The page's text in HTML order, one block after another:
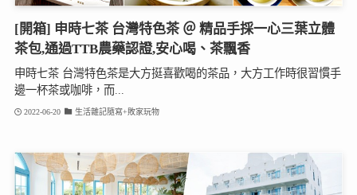
[開箱] 申時七茶 台灣特色茶 ＠ 精品手採一心三葉立體
茶包,通過TTB農藥認證,安心喝、茶飄香
申時七茶 台灣特色茶是大方挺喜歡喝的茶品，大方工作時很習慣手
邊一杯茶或咖啡，而...
2022-06-20 生活雜記隨寫+敗家玩物